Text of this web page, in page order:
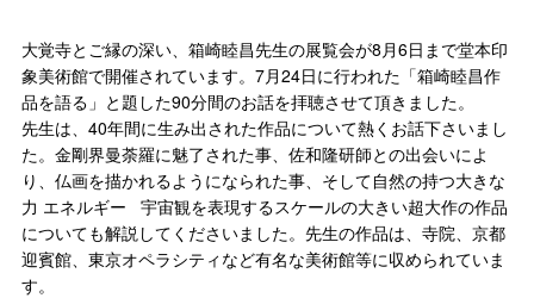
大覚寺とご縁の深い、箱崎睦昌先生の展覧会が8月6日まで堂本印
象美術館で開催されています。7月24日に行われた「箱崎睦昌作
品を語る」と題した90分間のお話を拝聴させて頂きました。
先生は、40年間に生み出された作品について熱くお話下さいまし
た。金剛界曼荼羅に魅了された事、佐和隆研師との出会いによ
り、仏画を描かれるようになられた事、そして自然の持つ大きな
力 エネルギー 宇宙観を表現するスケールの大きい超大作の作品
についても解説してくださいました。先生の作品は、寺院、京都
迎賓館、東京オペラシティなど有名な美術館等に収められていま
す。